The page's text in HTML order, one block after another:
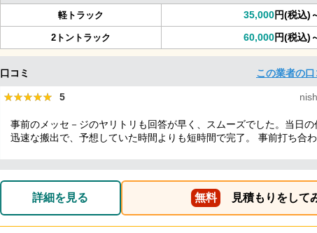
軽トラック 35,000円(税込)
2トントラック 60,000円(税込)
口コミ この業者の
★★★★★
★★★★★ 5
事前のメッセ－ジのヤリトリも回答が早く、スムーズでした。当日の
迅速な搬出で、予想していた時間よりも短時間で完了。 事前打ち合わ
も全体的に好感がもて、今後何かある時はまた依頼したくなるよう
詳細を見る 無料 見積もりをして